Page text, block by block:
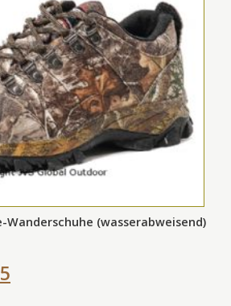
Wanderschuhe (wasserabweisend)